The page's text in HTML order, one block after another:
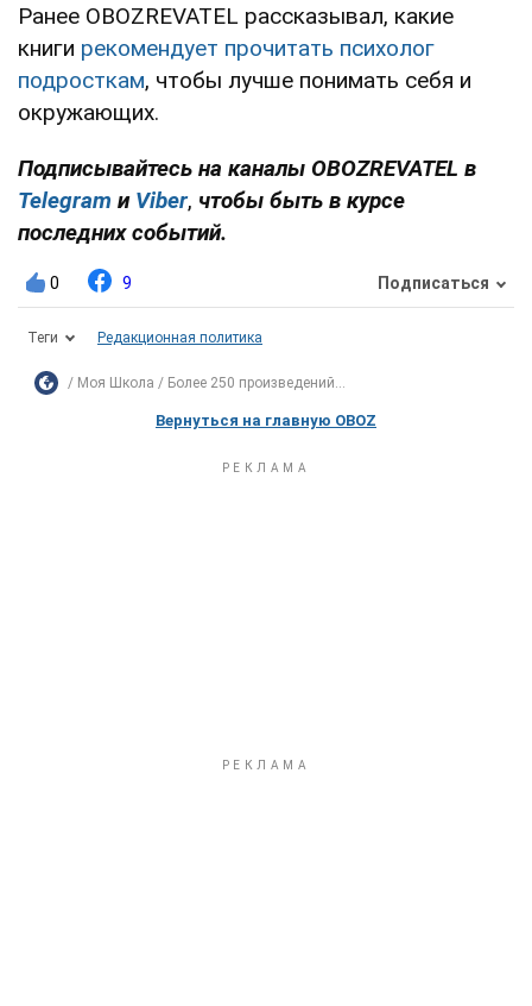
Ранее OBOZREVATEL рассказывал, какие
книги рекомендует прочитать психолог
подросткам, чтобы лучше понимать себя и
окружающих.
Подписывайтесь на каналы OBOZREVATEL в
Telegram и Viber, чтобы быть в курсе
последних событий.
0 9 Подписаться
Теги Редакционная политика
Моя Школа Более 250 произведений...
Вернуться на главную OBOZ